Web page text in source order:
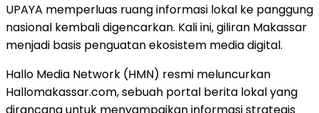
UPAYA memperluas ruang informasi lokal ke panggung
nasional kembali digencarkan. Kali ini, giliran Makassar
menjadi basis penguatan ekosistem media digital.
Hallo Media Network (HMN) resmi meluncurkan
Hallomakassar.com, sebuah portal berita lokal yang
dirancang untuk menyampaikan informasi strategis